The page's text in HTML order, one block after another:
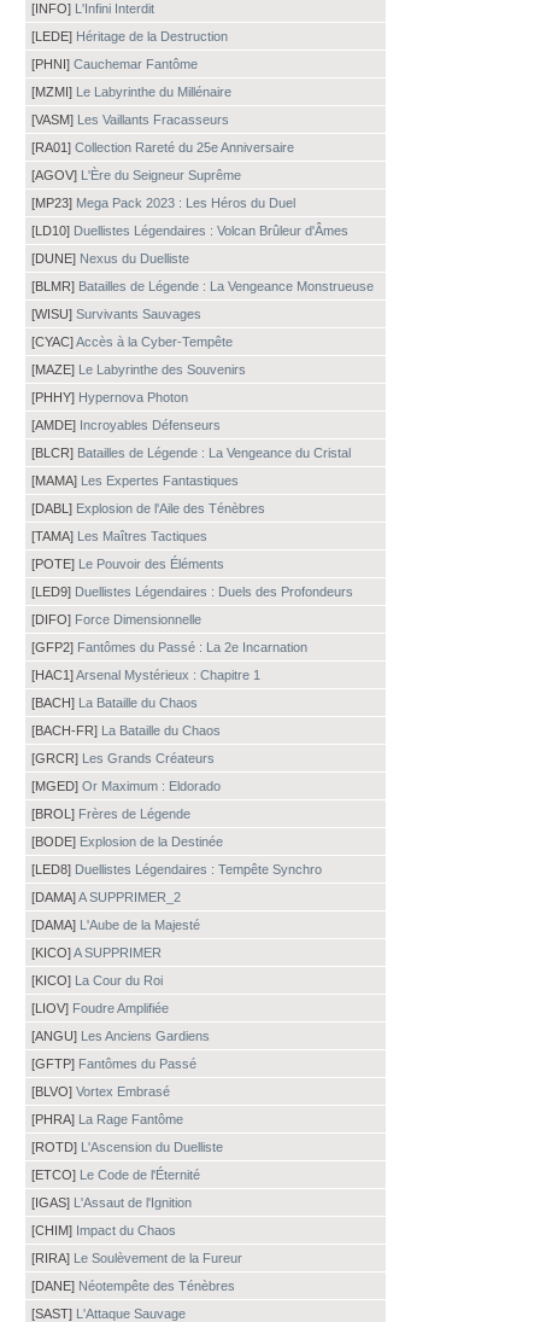
[INFO] L'Infini Interdit
[LEDE] Héritage de la Destruction
[PHNI] Cauchemar Fantôme
[MZMI] Le Labyrinthe du Millénaire
[VASM] Les Vaillants Fracasseurs
[RA01] Collection Rareté du 25e Anniversaire
[AGOV] L'Ère du Seigneur Suprême
[MP23] Mega Pack 2023 : Les Héros du Duel
[LD10] Duellistes Légendaires : Volcan Brûleur d'Âmes
[DUNE] Nexus du Duelliste
[BLMR] Batailles de Légende : La Vengeance Monstrueuse
[WISU] Survivants Sauvages
[CYAC]Accès à la Cyber-Tempête
[MAZE] Le Labyrinthe des Souvenirs
[PHHY] Hypernova Photon
[AMDE] Incroyables Défenseurs
[BLCR] Batailles de Légende : La Vengeance du Cristal
[MAMA] Les Expertes Fantastiques
[DABL] Explosion de l'Aile des Ténèbres
[TAMA] Les Maîtres Tactiques
[POTE] Le Pouvoir des Éléments
[LED9] Duellistes Légendaires : Duels des Profondeurs
[DIFO] Force Dimensionnelle
[GFP2] Fantômes du Passé : La 2e Incarnation
[HAC1]Arsenal Mystérieux : Chapitre 1
[BACH] La Bataille du Chaos
[BACH-FR] La Bataille du Chaos
[GRCR] Les Grands Créateurs
[MGED] Or Maximum : Eldorado
[BROL] Frères de Légende
[BODE] Explosion de la Destinée
[LED8] Duellistes Légendaires : Tempête Synchro
[DAMA]A SUPPRIMER_2
[DAMA] L'Aube de la Majesté
[KICO]A SUPPRIMER
[KICO] La Cour du Roi
[LIOV] Foudre Amplifiée
[ANGU] Les Anciens Gardiens
[GFTP] Fantômes du Passé
[BLVO] Vortex Embrasé
[PHRA] La Rage Fantôme
[ROTD] L'Ascension du Duelliste
[ETCO] Le Code de l'Éternité
[IGAS] L'Assaut de l'Ignition
[CHIM] Impact du Chaos
[RIRA] Le Soulèvement de la Fureur
[DANE] Néotempête des Ténèbres
[SAST] L'Attaque Sauvage